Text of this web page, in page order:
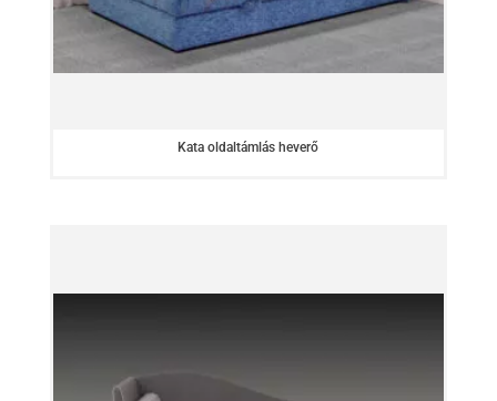
Kata oldaltámlás heverő